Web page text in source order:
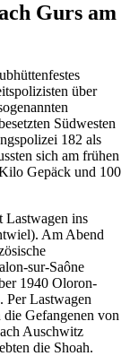
Gurs am
über
Südwesten
182 als
sich am frühen
Gepäck und 100
Lastwagen ins
Am Abend
sur-Saône
1940 Oloron-
Per Lastwagen
Gefangenen von
Auschwitz
die Shoah.